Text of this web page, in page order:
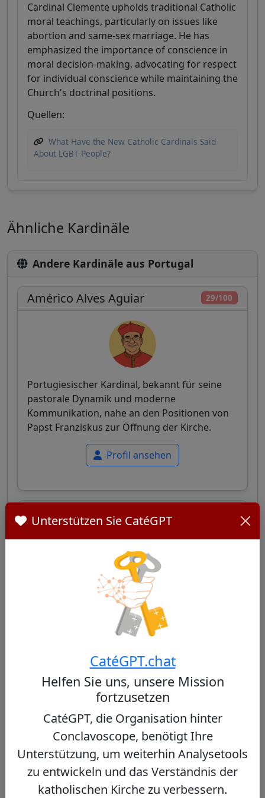
Cardinal Clemente upholds traditional Catholic
moral teachings, particularly on issues like
abortion and same-sex marriage. He has
emphasized the importance of conscience in
moral decision-making, advocating for respect
for individual conscience while maintaining the
Church's doctrinal positions.
Quellen:
What Have the New Catholic Cardinals Said
About LGBT People?
Ähnliche Kardinäle
Andere Kardinäle aus Portugal
29/100
Américo Alves Aguiar
Portugiesischer Kardinal, bekannt für seine
pastorale Dynamik und moderne
Kommunikation, nahe an den Positionen von
Papst Franziskus zur Öffnung der Kirche.
Profil ansehen
Antonio dos Santos Marto
Portugiesischer Kardinal, bekannt für seinen
pastoralen Ansatz und seine Offenheit für
moderne Fragen, wobei er ein Gleichgewicht
Profil ansehen
21/100
José Tolentino de Mendonça
Unterstützen Sie CatéGPT
CatéGPT.chat
Helfen Sie uns, unsere Mission
fortzusetzen
CatéGPT, die Organisation hinter
Conclavoscope, benötigt Ihre
Unterstützung, um weiterhin Analysetools
zu entwickeln und das Verständnis der
katholischen Kirche zu verbessern.